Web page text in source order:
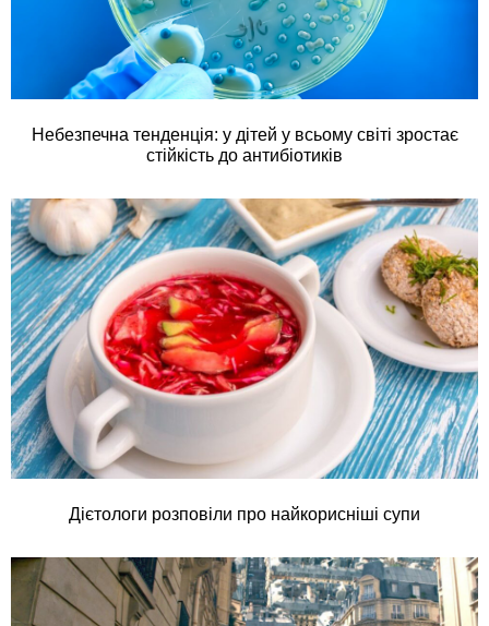
Небезпечна тенденція: у дітей у всьому світі зростає
стійкість до антибіотиків
Дієтологи розповіли про найкорисніші супи